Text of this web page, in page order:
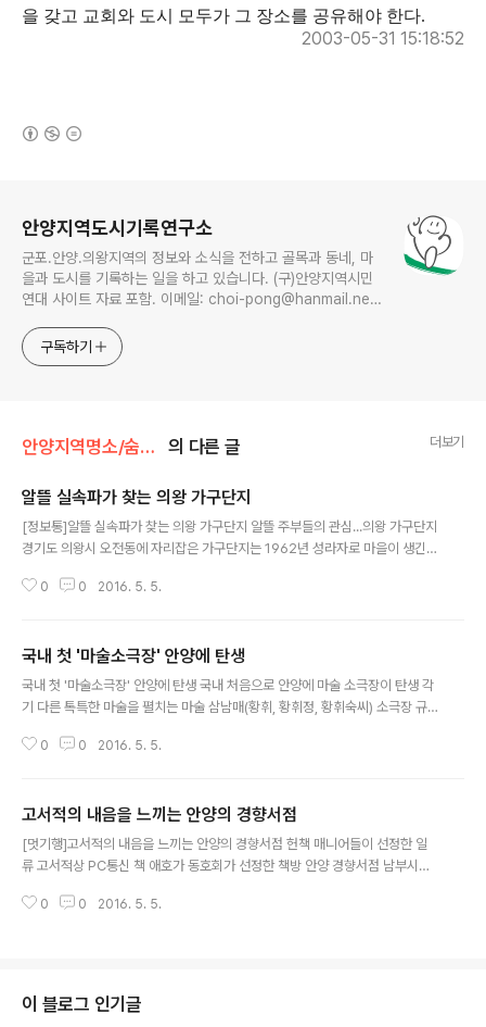
을 갖고 교회와 도시 모두가 그 장소를 공유해야 한다.
2003-05-31 15:18:52
안양지역도시기록연구소
군포.안양.의왕지역의 정보와 소식을 전하고 골목과 동네, 마
을과 도시를 기록하는 일을 하고 있습니다. (구)안양지역시민
연대 사이트 자료 포함. 이메일: choi-pong@hanmail.net
구독하기
안양지역명소/숨은공간 의 다른 글 더보기
알뜰 실속파가 찾는 의왕 가구단지
[정보통]알뜰 실속파가 찾는 의왕 가구단지 알뜰 주부들의 관심...의왕 가구단지
경기도 의왕시 오전동에 자리잡은 가구단지는 1962년 성라자로 마을이 생긴이
원장이신 윤을수 신부께서 임야 만여평을 구입 희사 함으로써 자활의 터전을 마
고 그뒤를 이은 축산업 금지구역으로 지정되면서 축사는 텅비고 말았습니다. 시
름에 빠져 근심으로 일관하던 사람들은, 서울 근교에서 이전해오는 가구제조 회
사와 상부상조 하면서 현재까지 주된 생활이 되면서 오늘에 이르게 되었읍니다
0 0 2016. 5. 5.
국내 첫 '마술소극장' 안양에 탄생
국내 첫 '마술소극장' 안양에 탄생 국내 처음으로 안양에 마술 소극장이 탄생 각
기 다른 톡특한 마술을 펼치는 마술 삼남매(황휘, 황휘정, 황휘숙씨) 소극장 규
안양에 문을 연다. 안양시 만안구 6동 구도로변인 코암호텔 골목에 위치한 마술
마술 활성화를 위한 교육도 실시되는 등 마술을 위한 종합 공간으로 운영된다.
이번에 마술 소극장을 개관한 황휘 대표는 올림픽역도경기장 등 국내의 각종 행
사에 초대받아 다양한 마술을 선보임으로 주목을 받아왔으며 연예인 초청행사,
0 0 2016. 5. 5.
고서적의 내음을 느끼는 안양의 경향서점
[멋기행]고서적의 내음을 느끼는 안양의 경향서점 헌책 매니어들이 선정한 일
류 고서적상 PC통신 책 애호가 동호회가 선정한 책방 안양 경향서점 남부시장
정에서 필요로 하는 모든 종류의 책들이 망라된 책 만물점이다. 이곳은 불교, 기
언하고, 눈에 띠는것은 뭐니뭐니해도 흔하게 볼수 없는 고서적들이다. 200년전
중국 상해에서 발행됐던 4권짜리 동의보감은 보물 중의 보물로 통한다. 1백년
0 0 2016. 5. 5.
이 블로그 인기글